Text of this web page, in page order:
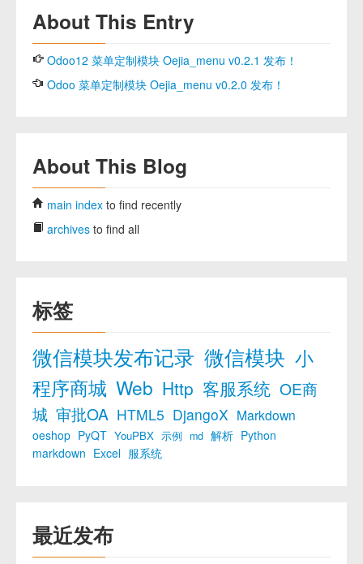
About This Entry
Odoo12 菜单定制模块 Oejia_menu v0.2.1 发布！
Odoo 菜单定制模块 Oejia_menu v0.2.0 发布！
About This Blog
main index to find recently
archives to find all
标签
微信模块发布记录 微信模块 小
程序商城 Web Http 客服系统 OE商
城 审批OA HTML5 DjangoX Markdown
oeshop PyQT YouPBX 示例 md 解析 Python
markdown Excel 服系统
最近发布